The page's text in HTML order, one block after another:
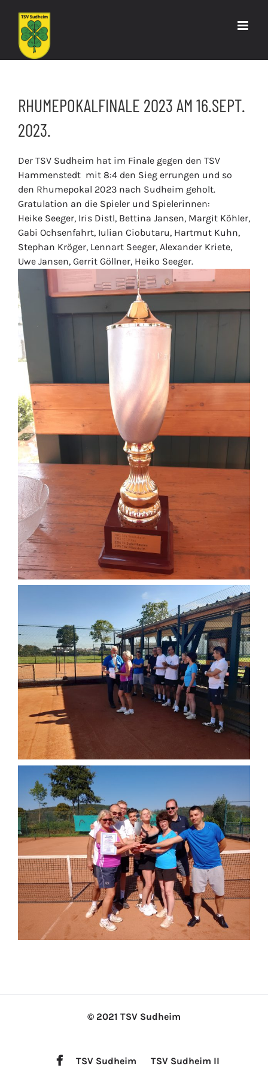
Inhalt
springen
RHUMEPOKALFINALE 2023 AM 16.SEPT.
2023.
Der TSV Sudheim hat im Finale gegen den TSV
Hammenstedt mit 8:4 den Sieg errungen und so
den Rhumepokal 2023 nach Sudheim geholt.
Gratulation an die Spieler und Spielerinnen:
Heike Seeger, Iris Distl, Bettina Jansen, Margit Köhler,
Gabi Ochsenfahrt, Iulian Ciobutaru, Hartmut Kuhn,
Stephan Kröger, Lennart Seeger, Alexander Kriete,
Uwe Jansen, Gerrit Göllner, Heiko Seeger.
© 2021 TSV Sudheim
TSV Sudheim TSV Sudheim II